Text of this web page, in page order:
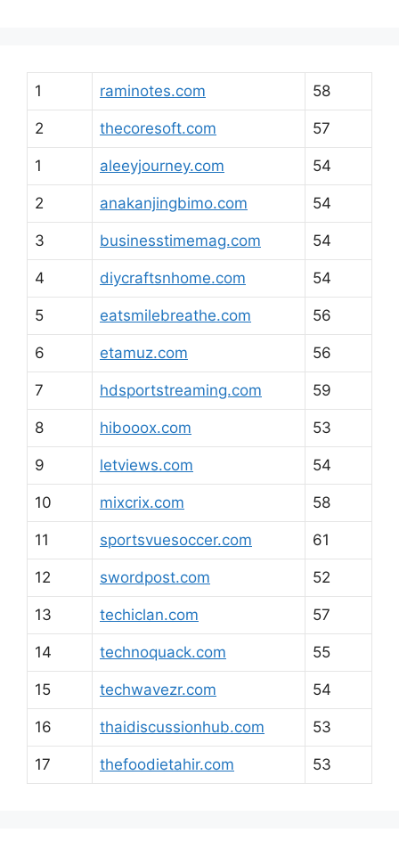
1 raminotes.com 58
2 thecoresoft.com 57
1 aleeyjourney.com 54
2 anakanjingbimo.com 54
3 businesstimemag.com 54
4 diycraftsnhome.com 54
5 eatsmilebreathe.com 56
6 etamuz.com 56
7 hdsportstreaming.com 59
8 hibooox.com 53
9 letviews.com 54
10 mixcrix.com 58
11 sportsvuesoccer.com 61
12 swordpost.com 52
13 techiclan.com 57
14 technoquack.com 55
15 techwavezr.com 54
16 thaidiscussionhub.com 53
17 thefoodietahir.com 53